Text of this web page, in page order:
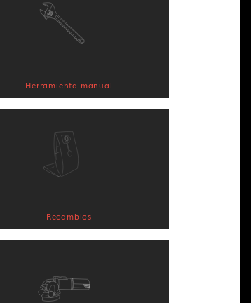
Herramienta manual
Recambios